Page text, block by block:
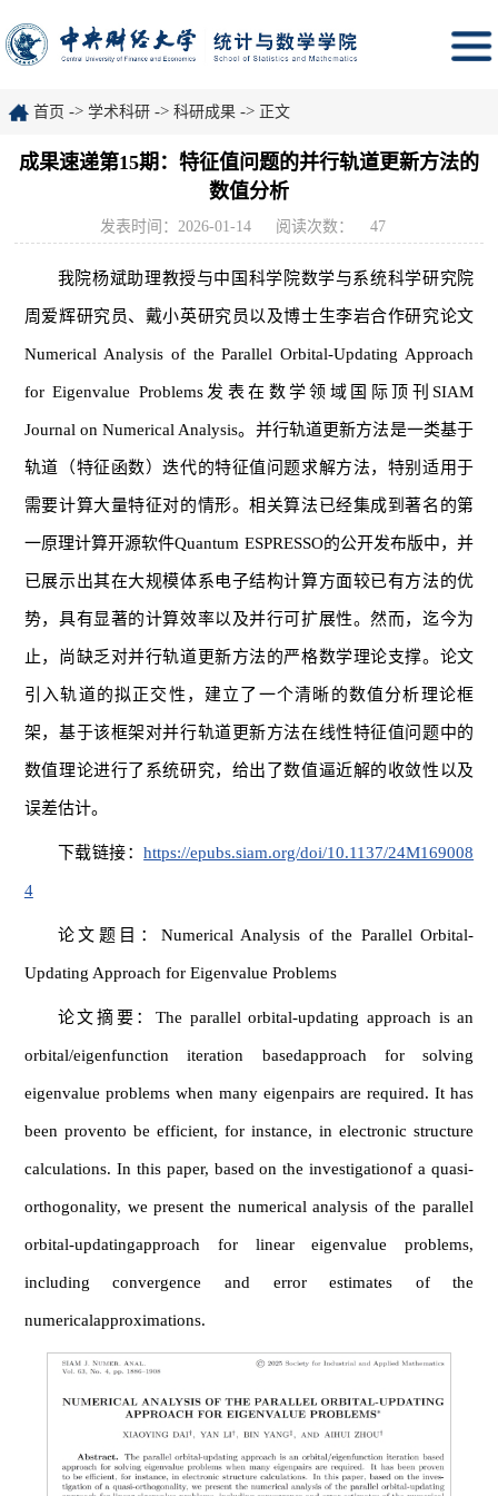
首页 -> 学术科研 -> 科研成果 -> 正文
成果速递第15期：特征值问题的并行轨道更新方法的
数值分析
发表时间：2026-01-14 阅读次数： 47
我院杨斌助理教授与中国科学院数学与系统科学研究院
周爱辉研究员、戴小英研究员以及博士生李岩合作研究论文
Numerical Analysis of the Parallel Orbital-Updating Approach
for Eigenvalue Problems发表在数学领域国际顶刊SIAM
Journal on Numerical Analysis。并行轨道更新方法是一类基于
轨道（特征函数）迭代的特征值问题求解方法，特别适用于
需要计算大量特征对的情形。相关算法已经集成到著名的第
一原理计算开源软件Quantum ESPRESSO的公开发布版中，并
已展示出其在大规模体系电子结构计算方面较已有方法的优
势，具有显著的计算效率以及并行可扩展性。然而，迄今为
止，尚缺乏对并行轨道更新方法的严格数学理论支撑。论文
引入轨道的拟正交性，建立了一个清晰的数值分析理论框
架，基于该框架对并行轨道更新方法在线性特征值问题中的
数值理论进行了系统研究，给出了数值逼近解的收敛性以及
误差估计。
下载链接：https://epubs.siam.org/doi/10.1137/24M169008
4
论文题目：Numerical Analysis of the Parallel Orbital-
Updating Approach for Eigenvalue Problems
论文摘要：The parallel orbital-updating approach is an
orbital/eigenfunction iteration basedapproach for solving
eigenvalue problems when many eigenpairs are required. It has
been provento be efficient, for instance, in electronic structure
calculations. In this paper, based on the investigationof a quasi-
orthogonality, we present the numerical analysis of the parallel
orbital-updatingapproach for linear eigenvalue problems,
including convergence and error estimates of the
numericalapproximations.